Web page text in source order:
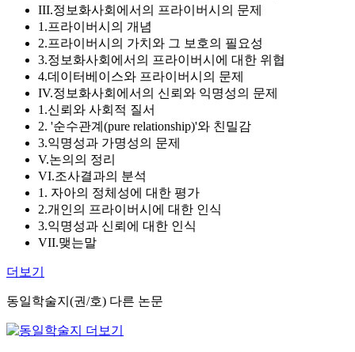
III.정보화사회에서의 프라이버시의 문제
1.프라이버시의 개념
2.프라이버시의 가치와 그 보호의 필요성
3.정보화사회에서의 프라이버시에 대한 위협
4.데이터베이스와 프라이버시의 문제
IV.정보화사회에서의 신뢰와 익명성의 문제
1.신뢰와 사회적 질서
2. '순수관계(pure relationship)'와 친밀감
3.익명성과 가명성의 문제
V.논의의 정리
VI.조사결과의 분석
1. 자아의 정체성에 대한 평가
2.개인의 프라이버시에 대한 인식
3.익명성과 신뢰에 대한 인식
VII.맺는말
더보기
동일학술지(권/호) 다른 논문